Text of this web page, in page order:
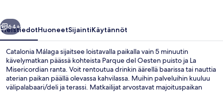
Seuraava
64+
YleistiedotHuoneetSijaintiKäytännöt
Catalonia Málaga sijaitsee loistavalla paikalla vain 5 minuutin
kävelymatkan päässä kohteista Parque del Oesten puisto ja La
Misericordian ranta. Voit rentoutua drinkin äärellä baarissa tai nauttia
aterian paikan päällä olevassa kahvilassa. Muihin palveluihin kuuluu
välipalabaari/deli ja terassi. Matkailijat arvostavat majoituspaikan